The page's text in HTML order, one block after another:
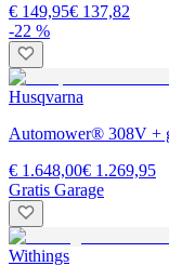
€ 149,95€ 137,82
-22 %
Husqvarna
Automower® 308V +
€ 1.648,00€ 1.269,95
Gratis Garage
Withings